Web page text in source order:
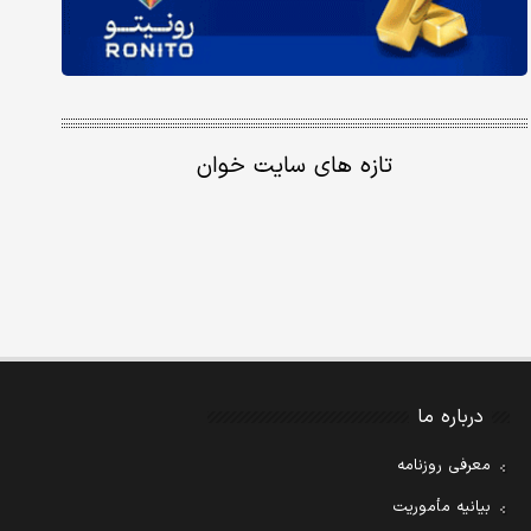
تازه های سایت خوان
درباره ما
معرفی روزنامه
بیانیه مأموریت